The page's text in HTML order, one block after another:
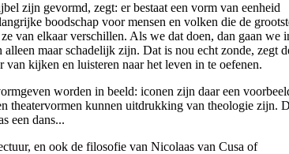
zijn gevormd, zegt: er bestaat een vorm van eenheid
boodschap voor mensen en volken die de
van elkaar verschillen. Als we dat doen, dan gaan we
maar schadelijk zijn. Dat is nou echt zonde, zegt
kijken en luisteren naar het leven in te oefenen.
worden in beeld: iconen zijn daar een
theatervormen kunnen uitdrukking van theologie zijn.
een dans...
en ook de filosofie van Nicolaas van Cusa of